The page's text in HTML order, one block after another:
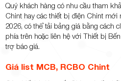
Đức,
Quý khách hàng có nhu cầu tham
Chint hay các thiết bị điện Chint
2026, có thể tải bảng giá bằng cách
phía trên hoặc liên hệ với Thiết bị
trợ báo giá.
Giá list MCB, RCBO Chint